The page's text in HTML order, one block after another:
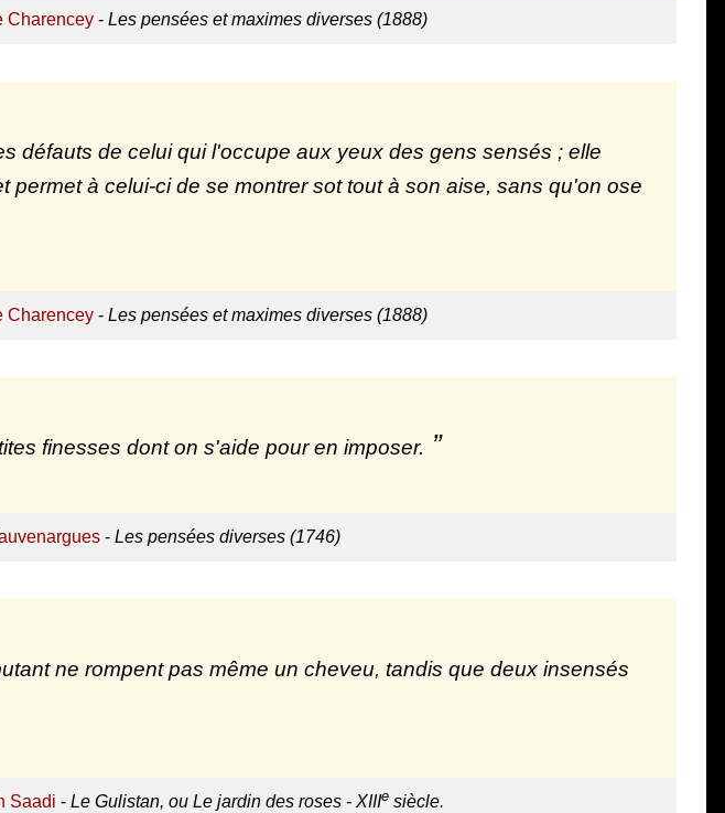
Charencey - Les pensées et maximes diverses (1888)
défauts de celui qui l'occupe aux yeux des gens sensés ; elle
permet à celui-ci de se montrer sot tout à son aise, sans qu'on ose
Charencey - Les pensées et maximes diverses (1888)
finesses dont on s'aide pour en imposer.
- Les pensées diverses (1746)
ne rompent pas même un cheveu, tandis que deux insensés
Saadi - Le Gulistan, ou Le jardin des roses - XIIIe siècle.